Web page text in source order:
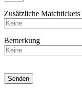
Zusätzliche Matchtickets
Bemerkung